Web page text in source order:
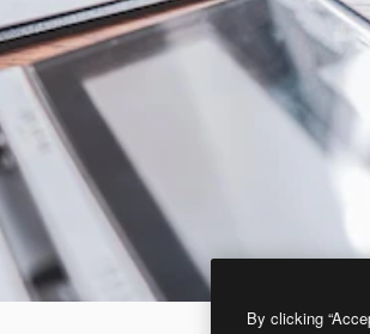
By clicking